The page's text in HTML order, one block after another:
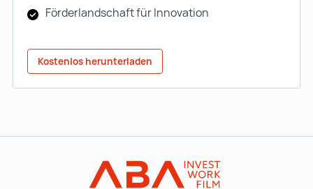
Förderlandschaft für Innovation
Kostenlos herunterladen